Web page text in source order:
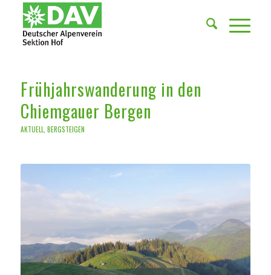
Frühjahrswanderung in den
Chiemgauer Bergen
AKTUELL BERGSTEIGEN